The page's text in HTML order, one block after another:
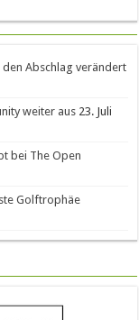
Abschlag verändert
weiter aus 23. Juli
bei The Open
Golftrophäe